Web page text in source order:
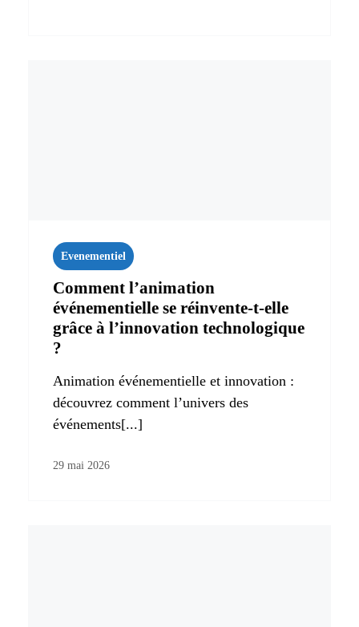
Evenementiel
Comment l’animation
événementielle se réinvente-t-elle
grâce à l’innovation technologique
?
Animation événementielle et innovation :
découvrez comment l’univers des
événements[...]
29 mai 2026